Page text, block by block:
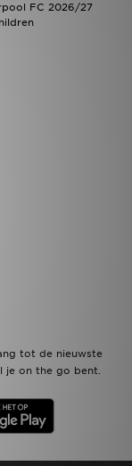
FC 2026/27
tot de nieuwste
je on the go bent.